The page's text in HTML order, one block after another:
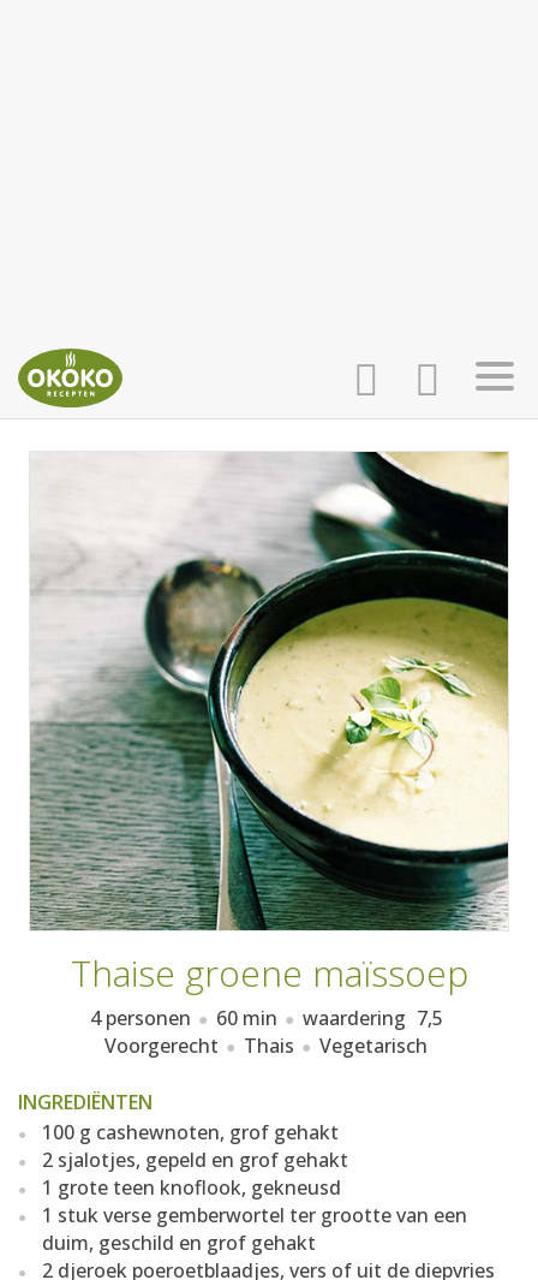
INLOGGEN
AANMELDEN
RECEPTEN
WEEKMENU'S
KOOKBOEKEN
Thaise groene maïssoep
4 personen 60 min waardering 7,5
Voorgerecht
Thais Vegetarisch
INGREDIËNTEN
100 g cashewnoten, grof gehakt
2 sjalotjes, gepeld en grof gehakt
1 grote teen knoflook, gekneusd
1 stuk verse gemberwortel ter grootte van een
duim, geschild en grof gehakt
2 djeroek poeroetblaadjes, vers of uit de diepvries